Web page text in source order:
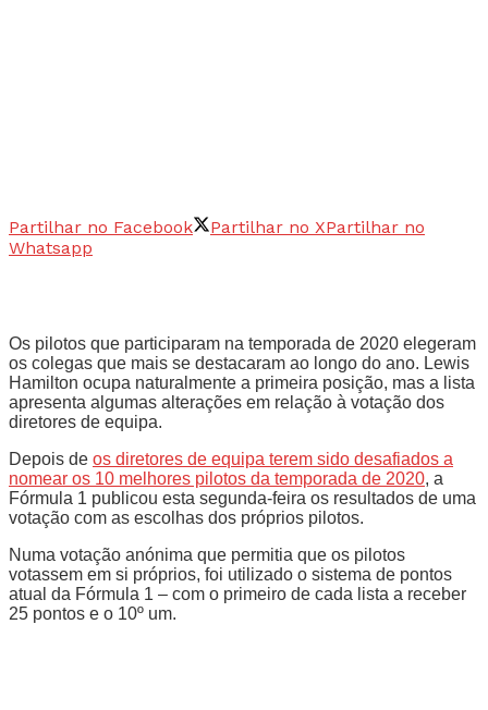
Partilhar no Facebook Partilhar no XPartilhar no
Whatsapp
Os pilotos que participaram na temporada de 2020 elegeram
os colegas que mais se destacaram ao longo do ano. Lewis
Hamilton ocupa naturalmente a primeira posição, mas a lista
apresenta algumas alterações em relação à votação dos
diretores de equipa.
Depois de os diretores de equipa terem sido desafiados a
nomear os 10 melhores pilotos da temporada de 2020, a
Fórmula 1 publicou esta segunda-feira os resultados de uma
votação com as escolhas dos próprios pilotos.
Numa votação anónima que permitia que os pilotos
votassem em si próprios, foi utilizado o sistema de pontos
atual da Fórmula 1 – com o primeiro de cada lista a receber
25 pontos e o 10º um.